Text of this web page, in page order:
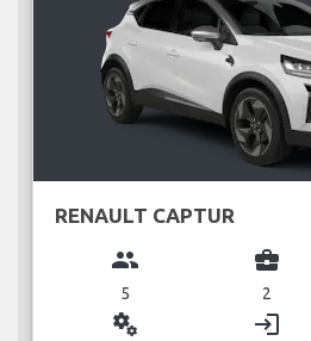
RENAULT CAPTUR
group
5
business_center
2
miscellaneous_services login